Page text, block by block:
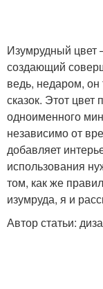
Изумрудный цвет
создающий
ведь, недаром, он
сказок. Этот цвет
одноименного
независимо от
добавляет
использования
том, как же
изумруда, я и
Автор статьи: